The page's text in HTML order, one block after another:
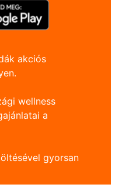
akciós
wellness
a
gyorsan